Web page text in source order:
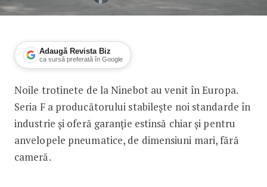
Adaugă Revista Biz
ca sursă preferată în Google
Noile trotinete electrice de la
Noile trotinete de la Ninebot au venit în Europa.
Seria F a producătorului stabilește noi standarde în
industrie și oferă garanție estinsă chiar și pentru
anvelopele pneumatice, de dimensiuni mari, fără
cameră.